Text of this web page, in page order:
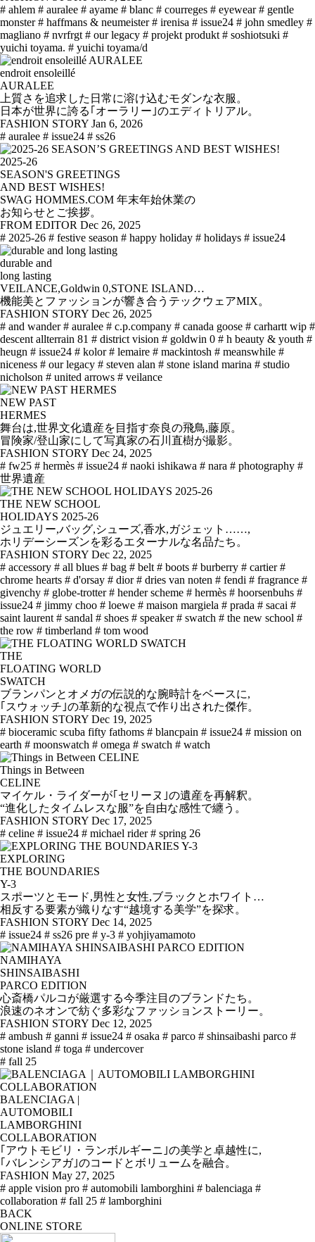
# ahlem # auralee # ayame # blanc # courreges # eyewear # gentle
monster # haffmans & neumeister # irenisa # issue24 # john smedley #
magliano # nvrfrgt # our legacy # projekt produkt # soshiotsuki #
yuichi toyama. # yuichi toyama/d
endroit ensoleillé
AURALEE
上質さを追求した日常に溶け込むモダンな衣服。
日本が世界に誇る｢オーラリー｣のエディトリアル。
FASHION STORY Jan 6, 2026
# auralee # issue24 # ss26
2025-26
SEASON'S GREETINGS
AND BEST WISHES!
SWAG HOMMES.COM 年末年始休業の
お知らせとご挨拶。
FROM EDITOR Dec 26, 2025
# 2025-26 # festive season # happy holiday # holidays # issue24
durable and
long lasting
VEILANCE,Goldwin 0,STONE ISLAND…
機能美とファッションが響き合うテックウェアMIX。
FASHION STORY Dec 26, 2025
# and wander # auralee # c.p.company # canada goose # carhartt wip #
descent allterrain 81 # district vision # goldwin 0 # h beauty & youth #
heugn # issue24 # kolor # lemaire # mackintosh # meanswhile #
niceness # our legacy # steven alan # stone island marina # studio
nicholson # united arrows # veilance
NEW PAST
HERMES
舞台は,世界文化遺産を目指す奈良の飛鳥,藤原。
冒険家/登山家にして写真家の石川直樹が撮影。
FASHION STORY Dec 24, 2025
# fw25 # hermès # issue24 # naoki ishikawa # nara # photography #
世界遺産
THE NEW SCHOOL
HOLIDAYS 2025-26
ジュエリー,バッグ,シューズ,香水,ガジェット……,
ホリデーシーズンを彩るエターナルな名品たち。
FASHION STORY Dec 22, 2025
# accessory # all blues # bag # belt # boots # burberry # cartier #
chrome hearts # d'orsay # dior # dries van noten # fendi # fragrance #
givenchy # globe-trotter # hender scheme # hermès # hoorsenbuhs #
issue24 # jimmy choo # loewe # maison margiela # prada # sacai #
saint laurent # sandal # shoes # speaker # swatch # the new school #
the row # timberland # tom wood
THE
FLOATING WORLD
SWATCH
ブランパンとオメガの伝説的な腕時計をベースに,
｢スウォッチ｣の革新的な視点で作り出された傑作。
FASHION STORY Dec 19, 2025
# bioceramic scuba fifty fathoms # blancpain # issue24 # mission on
earth # moonswatch # omega # swatch # watch
Things in Between
CELINE
マイケル・ライダーが｢セリーヌ｣の遺産を再解釈。
“進化したタイムレスな服”を自由な感性で纏う。
FASHION STORY Dec 17, 2025
# celine # issue24 # michael rider # spring 26
EXPLORING
THE BOUNDARIES
Y-3
スポーツとモード,男性と女性,ブラックとホワイト…
相反する要素が織りなす“越境する美学”を探求。
FASHION STORY Dec 14, 2025
# issue24 # ss26 pre # y-3 # yohjiyamamoto
NAMIHAYA
SHINSAIBASHI
PARCO EDITION
心斎橋パルコが厳選する今季注目のブランドたち。
浪速のネオンで紡ぐ多彩なファッションストーリー。
FASHION STORY Dec 12, 2025
# ambush # ganni # issue24 # osaka # parco # shinsaibashi parco #
stone island # toga # undercover
# fall 25
BALENCIAGA |
AUTOMOBILI
LAMBORGHINI
COLLABORATION
｢アウトモビリ・ランボルギーニ｣の美学と卓越性に,
｢バレンシアガ｣のコードとボリュームを融合。
FASHION May 27, 2025
# apple vision pro # automobili lamborghini # balenciaga #
collaboration # fall 25 # lamborghini
BACK
ONLINE STORE